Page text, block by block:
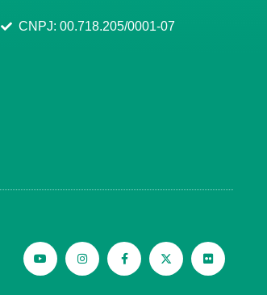
CNPJ: 00.718.205/0001-07